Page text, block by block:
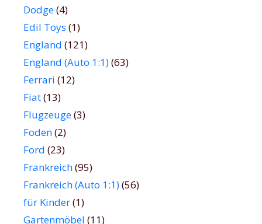
Dodge(4)
Edil Toys (1)
England (121)
England (Auto 1:1)(63)
Ferrari (12)
Fiat(13)
Flugzeuge(3)
Foden(2)
Ford (23)
Frankreich(95)
Frankreich (Auto 1:1)(56)
für Kinder(1)
Gartenmöbel (11)